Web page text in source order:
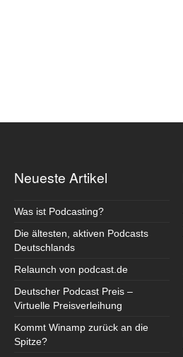
Neueste Artikel
Was ist Podcasting?
Die ältesten, aktiven Podcasts
Deutschlands
Relaunch von podcast.de
Deutscher Podcast Preis –
Virtuelle Preisverleihung
Kommt Winamp zurück an die
Spitze?